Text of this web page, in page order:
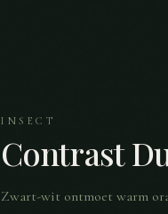
INSECT
Contrast
Zwart-wit ontmoet warm